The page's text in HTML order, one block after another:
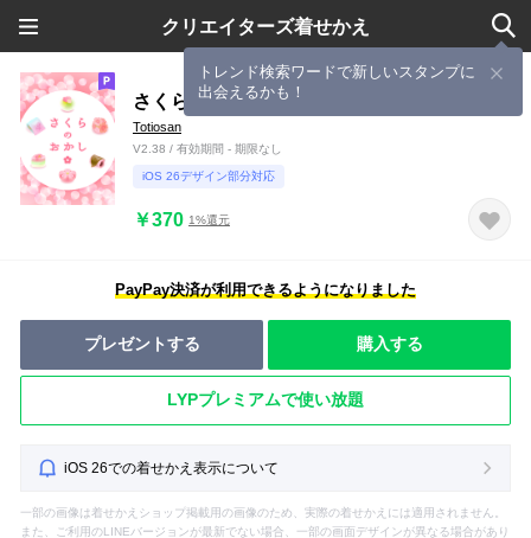
クリエイターズ着せかえ
トレンド検索ワードで新しいスタンプに
出会えるかも！
さくらのおかし -和-
Totiosan
V2.38 / 有効期間 - 期限なし
iOS 26デザイン部分対応
￥370 1%還元
PayPay決済が利用できるようになりました
プレゼントする 購入する
LYPプレミアムで使い放題
iOS 26での着せかえ表示について
一部の画像は着せかえショップ掲載用の画像のため、実際の着せかえには適用されません。
また、ご利用のLINEバージョンが最新でない場合、一部の画面デザインが異なる場合があり